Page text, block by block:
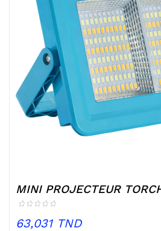
MINI PROJECTEUR
Prix
63,031 TND